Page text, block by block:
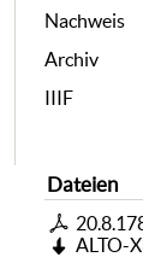
Nachweis
Archiv
IIIF
Dateien
ALTO-